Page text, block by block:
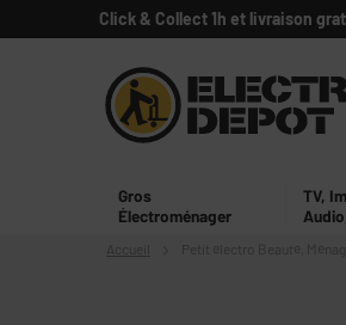
Click & Collect 1h et livraison
Gros
Électroménager
TV,
Accueil Petit électro